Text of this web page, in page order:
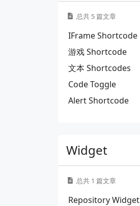
总共 5 篇文章
IFrame Shortcode
游戏 Shortcode
文本 Shortcodes
Code Toggle
Alert Shortcode
Widget
总共 1 篇文章
Repository Widget